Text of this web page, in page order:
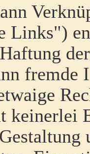
Links")
fremde
keinerlei